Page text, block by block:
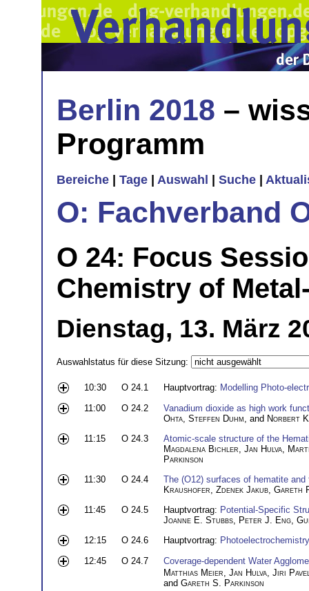
Berlin 2018 –
Programm
Bereiche Tage Auswahl Suche
O: Fachverband
O 24: Focus
Chemistry of
Dienstag, 13. März
Auswahlstatus für diese Sitzung:
10:30 O 24.1 Hauptvortrag: Modelling Photo-
11:00
O 24.2
Vanadium dioxide as high work
Ohta Steffen Duhm , and Norbert
11:15
O 24.3
Atomic-scale structure of the
Magdalena Bichler Jan Hulva
Parkinson
11:30
O 24.4
The (O12) surfaces of hematite
Kraushofer Zdenek Jakub Gareth
11:45
O 24.5 Hauptvortrag: Potential-Specific
Joanne E. Stubbs Peter J. Eng
12:15
O 24.6 Hauptvortrag:
12:45
O 24.7
Coverage-dependent Water
Matthias Meier, Jan Hulva, Jiri
and Gareth S. Parkinson